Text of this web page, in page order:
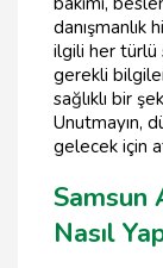
danışmanlık
ilgili her türlü
gerekli
sağlıklı bir
Unutmayın,
gelecek için
Samsun
Nasıl